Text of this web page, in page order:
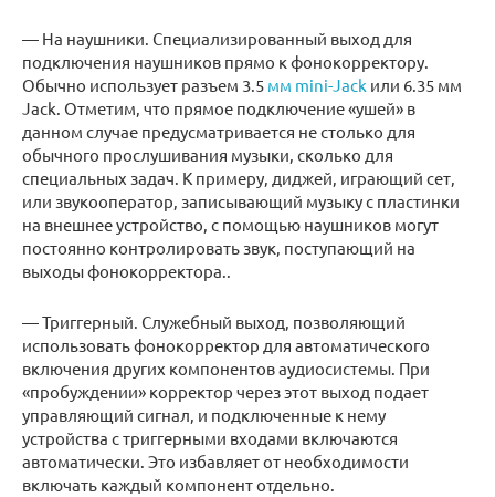
— На наушники. Специализированный выход для
подключения наушников прямо к фонокорректору.
Обычно использует разъем 3.5 мм mini-Jack или 6.35 мм
Jack. Отметим, что прямое подключение «ушей» в
данном случае предусматривается не столько для
обычного прослушивания музыки, сколько для
специальных задач. К примеру, диджей, играющий сет,
или звукооператор, записывающий музыку с пластинки
на внешнее устройство, с помощью наушников могут
постоянно контролировать звук, поступающий на
выходы фонокорректора..
— Триггерный. Служебный выход, позволяющий
использовать фонокорректор для автоматического
включения других компонентов аудиосистемы. При
«пробуждении» корректор через этот выход подает
управляющий сигнал, и подключенные к нему
устройства с триггерными входами включаются
автоматически. Это избавляет от необходимости
включать каждый компонент отдельно.